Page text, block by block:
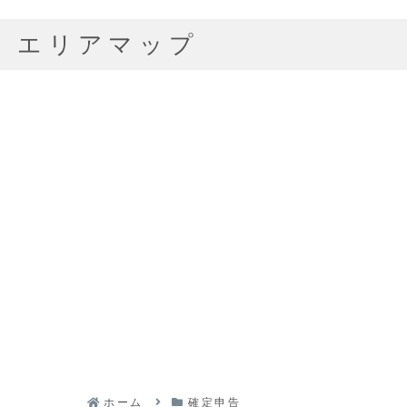
エリアマップ
ホーム 確定申告